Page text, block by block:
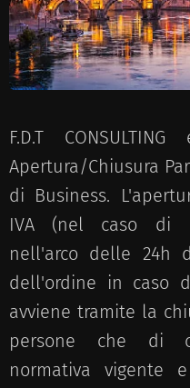
F.D.T
Apertura/Chiusura
di Business.
IVA (nel caso di
nell'arco delle 24h
dell'ordine in caso
avviene tramite la
persone che di
normativa vigente